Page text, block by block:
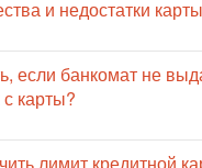
и недостатки карты
если банкомат не
карты?
лимит кредитной